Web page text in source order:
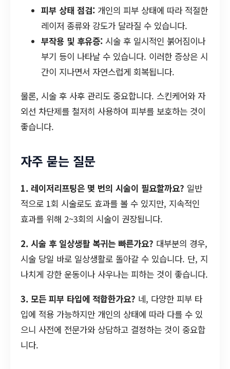
피부 상태 점검: 개인의 피부 상태에 따라 적절한
레이저 종류와 강도가 달라질 수 있습니다.
부작용 및 후유증: 시술 후 일시적인 붉어짐이나
부기 등이 나타날 수 있습니다. 이러한 증상은 시
간이 지나면서 자연스럽게 회복됩니다.
물론, 시술 후 사후 관리도 중요합니다. 스킨케어와 자
외선 차단제를 철저히 사용하여 피부를 보호하는 것이
좋습니다.
자주 묻는 질문
1. 레이저리프팅은 몇 번의 시술이 필요할까요? 일반
적으로 1회 시술로도 효과를 볼 수 있지만, 지속적인
효과를 위해 2~3회의 시술이 권장됩니다.
2. 시술 후 일상생활 복귀는 빠른가요? 대부분의 경우,
시술 당일 바로 일상생활로 돌아갈 수 있습니다. 단, 지
나치게 강한 운동이나 사우나는 피하는 것이 좋습니다.
3. 모든 피부 타입에 적합한가요? 네, 다양한 피부 타
입에 적용 가능하지만 개인의 상태에 따라 다를 수 있
으니 사전에 전문가와 상담하고 결정하는 것이 중요합
니다.